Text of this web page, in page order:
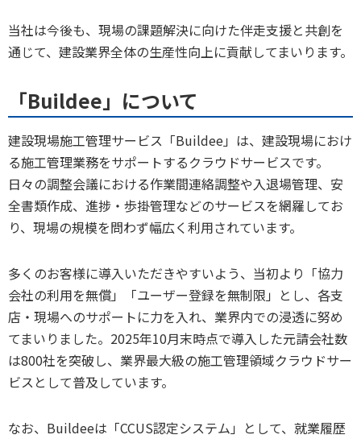
当社は今後も、現場の課題解決に向けた伴走支援と共創を
通じて、建設業界全体の生産性向上に貢献してまいります。
「Buildee」について
建設現場施工管理サービス「Buildee」は、建設現場におけ
る施工管理業務をサポートするクラウドサービスです。
日々の調整会議における作業間連絡調整や入退場管理、安
全書類作成、進捗・歩掛管理などのサービスを網羅してお
り、現場の規模を問わず幅広く利用されています。
多くのお客様に導入いただきやすいよう、当初より「協力
会社の利用を無償」「ユーザー登録を無制限」とし、各支
店・現場へのサポートに力を入れ、業界内での浸透に努め
てまいりました。2025年10月末時点で導入した元請会社数
は800社を突破し、業界最大級の施工管理領域クラウドサー
ビスとして普及しています。
なお、Buildeeは「CCUS認定システム」として、就業履歴